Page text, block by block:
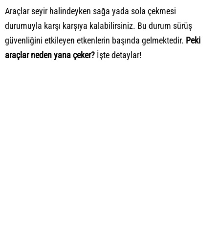
Araçlar seyir halindeyken sağa yada sola çekmesi
durumuyla karşı karşıya kalabilirsiniz. Bu durum sürüş
güvenliğini etkileyen etkenlerin başında gelmektedir. Peki
araçlar neden yana çeker? İşte detaylar!